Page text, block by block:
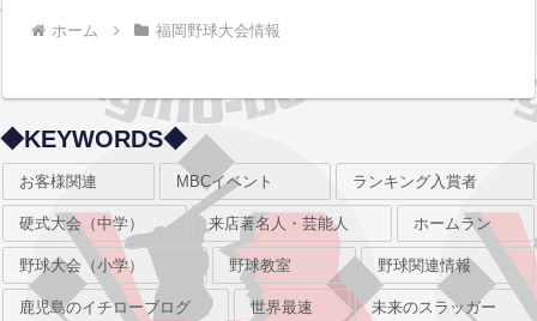
ホーム 福岡野球大会情報
◆KEYWORDS◆
お客様関連 MBCイベント ランキング入賞者
硬式大会（中学） 来店著名人・芸能人 ホームラン
野球大会（小学） 野球教室 野球関連情報
鹿児島のイチローブログ 世界最速 未来のスラッガー